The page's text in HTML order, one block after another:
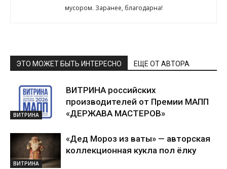
мусором. Заранее, благодарна!
ЭТО МОЖЕТ БЫТЬ ИНТЕРЕСНО ЕЩЕ ОТ АВТОРА
ВИТРИНА
ВИТРИНА российских
производителей от Премии МАПП
«ДЕРЖАВА МАСТЕРОВ»
ВИТРИНА
«Дед Мороз из ваты» — авторская
коллекционная кукла пол ёлку